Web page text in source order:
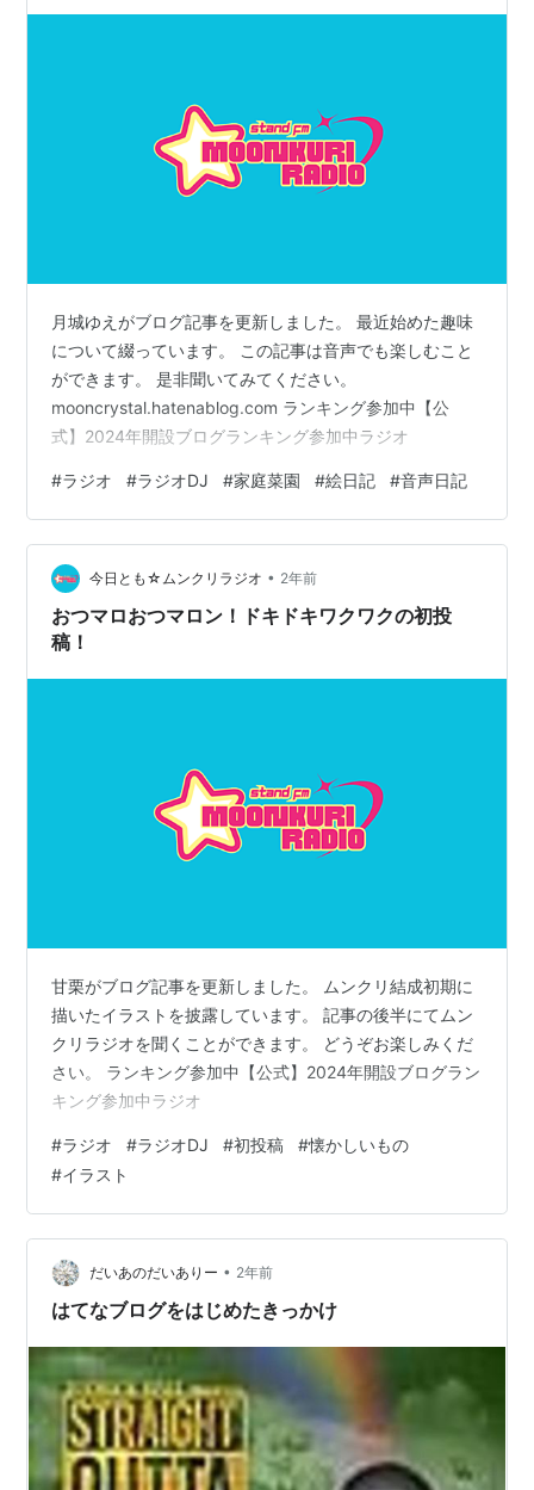
月城ゆえがブログ記事を更新しました。 最近始めた趣味
について綴っています。 この記事は音声でも楽しむこと
ができます。 是非聞いてみてください。
mooncrystal.hatenablog.com ランキング参加中【公
式】2024年開設ブログランキング参加中ラジオ
#ラジオ #ラジオDJ #家庭菜園 #絵日記 #音声日記
今日とも☆ムンクリラジオ • 2年前
おつマロおつマロン！ドキドキワクワクの初投
稿！
甘栗がブログ記事を更新しました。 ムンクリ結成初期に
描いたイラストを披露しています。 記事の後半にてムン
クリラジオを聞くことができます。 どうぞお楽しみくだ
さい。 ランキング参加中【公式】2024年開設ブログラン
キング参加中ラジオ
#ラジオ #ラジオDJ #初投稿 #懐かしいもの
#イラスト
だいあのだいありー • 2年前
はてなブログをはじめたきっかけ